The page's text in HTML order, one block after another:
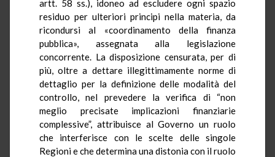
artt. 58 ss.), idoneo ad escludere ogni spazio
residuo per ulteriori principi nella materia, da
ricondursi al «coordinamento della finanza
pubblica», assegnata alla legislazione
concorrente. La disposizione censurata, per di
più, oltre a dettare illegittimamente norme di
dettaglio per la definizione delle modalità del
controllo, nel prevedere la verifica di “non
meglio precisate implicazioni finanziarie
complessive”, attribuisce al Governo un ruolo
che interferisce con le scelte delle singole
Regioni e che determina una distonia con il ruolo